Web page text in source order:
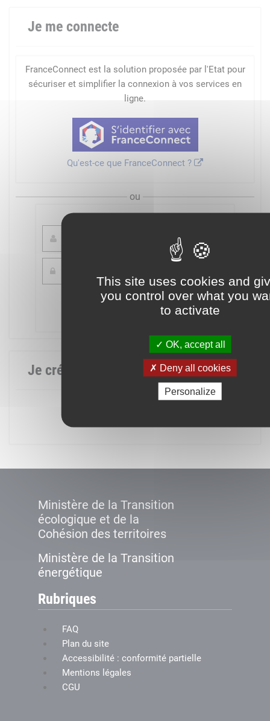
This site uses cookies and
you control over what you
to activate
OK, accept all
Deny all cookies
Personalize
Je me connecte
FranceConnect est la solution proposée par l'Etat pour
sécuriser et simplifier la connexion à vos services en
ligne.
Qu'est-ce que FranceConnect ?
ou
Mot de passe oublié ?
Je crée mon compte
Ministère de la Transition
écologique et de la
Cohésion des territoires
Ministère de la Transition
énergétique
Rubriques
FAQ
Plan du site
Accessibilité : conformité partielle
Mentions légales
CGU